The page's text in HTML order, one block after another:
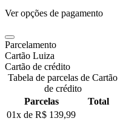
Ver opções de pagamento
Parcelamento
Cartão Luiza
Cartão de crédito
Tabela de parcelas de Cartão
de crédito
Parcelas
Total
01x de R$ 139,99